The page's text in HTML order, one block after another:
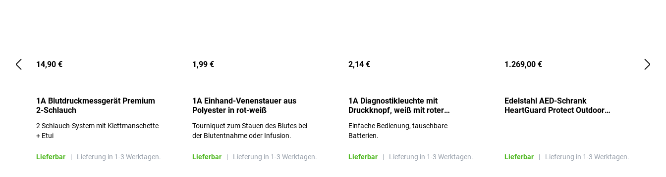
14,90 €
1A Blutdruckmessgerät Premium
2-Schlauch
2 Schlauch-System mit Klettmanschette
+ Etui
Lieferbar | Lieferung in 1-3 Werktagen.
1,99 €
1A Einhand-Venenstauer aus
Polyester in rot-weiß
Tourniquet zum Stauen des Blutes bei
der Blutentnahme oder Infusion.
Lieferbar | Lieferung in 1-3 Werktagen.
2,14 €
1A Diagnostikleuchte mit
Druckknopf, weiß mit roter
Einfache Bedienung, tauschbare
Batterien.
Lieferbar | Lieferung in 1-3 Werktagen.
1.269,00 €
Edelstahl AED-Schrank
HeartGuard Protect Outdoor
Lieferbar | Lieferung in 1-3 Werktagen.